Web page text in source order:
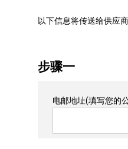
以下信息将传送给供应
步骤一
电邮地址(填写您的